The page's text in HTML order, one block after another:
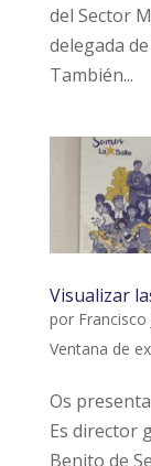
del Sector
delegada
También...
Visualizar
por Francisco
Ventana de
Os
Es director
Benito de